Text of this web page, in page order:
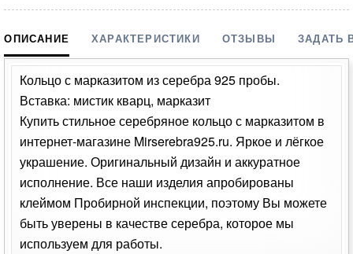
ОПИСАНИЕ ХАРАКТЕРИСТИКИ ОТЗЫВЫ ЗАДАТЬ
Кольцо с марказитом из серебра 925 пробы.
Вставка: мистик кварц, марказит
Купить стильное серебряное кольцо с марказитом в
интернет-магазине Mirserebra925.ru. Яркое и лёгкое
украшение. Оригинальный дизайн и аккуратное
исполнение. Все наши изделия апробированы
клеймом Пробирной инспекции, поэтому Вы можете
быть уверены в качестве серебра, которое мы
используем для работы.